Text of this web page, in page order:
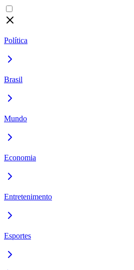
Política
Brasil
Mundo
Economia
Entretenimento
Esportes